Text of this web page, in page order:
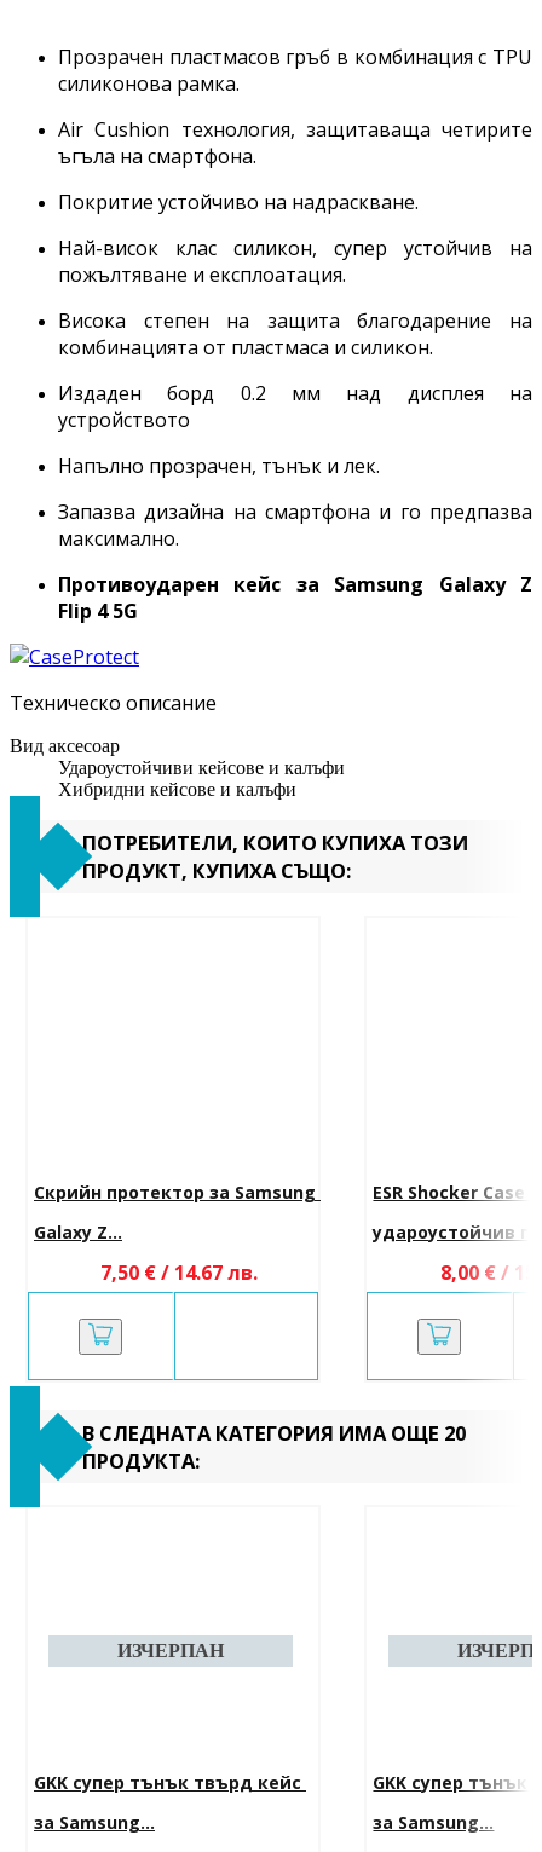
Прозрачен пластмасов гръб в комбинация с TPU
силиконова рамка.
Air Cushion технология, защитаваща четирите
ъгъла на смартфона.
Покритие устойчиво на надраскване.
Най-висок клас силикон, супер устойчив на
пожълтяване и експлоатация.
Висока степен на защита благодарение на
комбинацията от пластмаса и силикон.
Издаден борд 0.2 мм над дисплея на
устройството
Напълно прозрачен, тънък и лек.
Запазва дизайна на смартфона и го предпазва
максимално.
Противоударен кейс за Samsung Galaxy Z
Flip 4 5G
Техническо описание
Вид аксесоар
Удароустойчиви кейсове и калъфи
Хибридни кейсове и калъфи
ПОТРЕБИТЕЛИ, КОИТО КУПИХА ТОЗИ
ПРОДУКТ, КУПИХА СЪЩО:
Скрийн протектор за Samsung
Galaxy Z...
7,50 € / 14.67 лв.
ESR Shocker Case
удароустойчив
8,00 € /
В СЛЕДНАТА КАТЕГОРИЯ ИМА ОЩЕ 20
ПРОДУКТА:
GKK супер тънък твърд кейс
за Samsung...
GKK супер
за Samsung...